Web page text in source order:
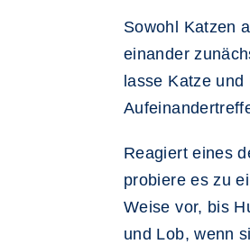
Sowohl Katzen
einander
lasse Katze
Reagiert eines
probiere es zu
Weise vor, bis
und Lob, wenn